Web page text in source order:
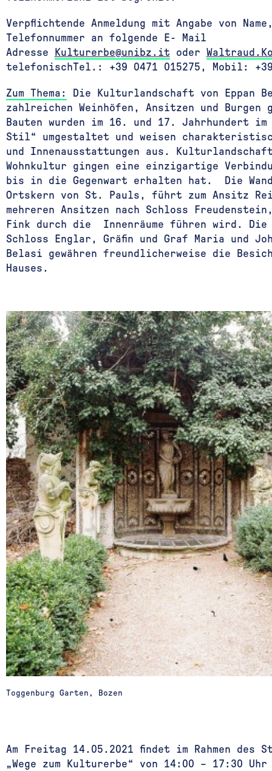
Verpflichtende Anmeldung mit Angabe von
Telefonnummer an folgende E- Mail
Adresse
Kulturerbe@unibz.it oder
telefonischTel.: +39 0471 015275, Mobil:
Zum Thema:
Die Kulturlandschaft von Eppan
zahlreichen Weinhöfen, Ansitzen und
Bauten wurden im 16. und 17. Jahrhundert
Stil“ umgestaltet und weisen
und Innenausstattungen aus.
Wohnkultur gingen eine einzigartige
bis in die Gegenwart erhalten hat. Die
Ortskern von St. Pauls, führt zum Ansitz
mehreren Ansitzen nach Schloss
Fink durch die Innenräume führen wird. Die
Schloss Englar, Gräfin und Graf Maria und
Belasi gewähren freundlicherweise die
Hauses.
Toggenburg Garten, Bozen
Am Freitag 14.05.2021 findet im Rahmen des
„Wege zum Kulturerbe“ von 14:00 – 17:30